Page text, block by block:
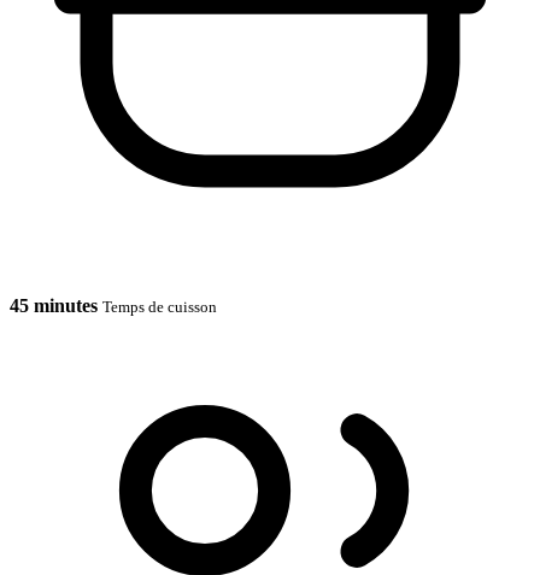
45 minutes Temps de cuisson